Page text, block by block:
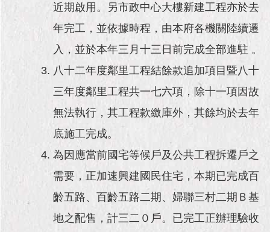
近期啟用。另市政中心大樓新建工程亦於去
年完工，並依據時程，由本府各機關陸續遷
入，並於本年三月十三日前完成全部進駐 。
八十二年度鄰里工程結餘款追加項目暨八十
三年度鄰里工程共一七六項，除十一項因故
無法執行，其工程款繳庫外，其餘均於去年
底施工完成。
為因應當前國宅等候戶及公共工程拆遷戶之
需要，正加速興建國民住宅，本期已完成百
齡五路、百齡五路二期、婦聯三村二期Ｂ基
地之配售，計三二０戶。已完工正辦理驗收